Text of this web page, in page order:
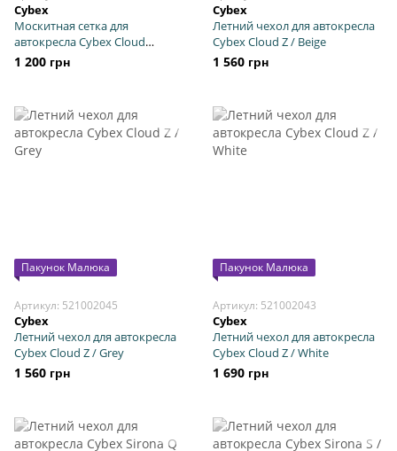
Cybex
Москитная сетка для
автокресла Cybex Cloud
Q/Aton Black
1 200 грн
Cybex
Летний чехол для автокресла
Cybex Cloud Z / Beige
1 560 грн
Пакунок Малюка
Артикул: 521002045
Cybex
Летний чехол для автокресла
Cybex Cloud Z / Grey
1 560 грн
Пакунок Малюка
Артикул: 521002043
Cybex
Летний чехол для автокресла
Cybex Cloud Z / White
1 690 грн